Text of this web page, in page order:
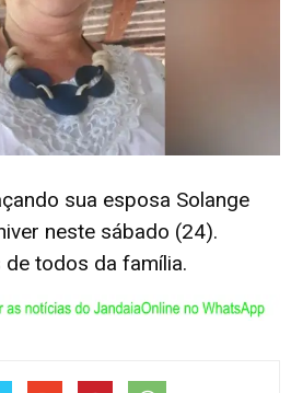
sua esposa Solange
neste sábado (24).
de todos da família.